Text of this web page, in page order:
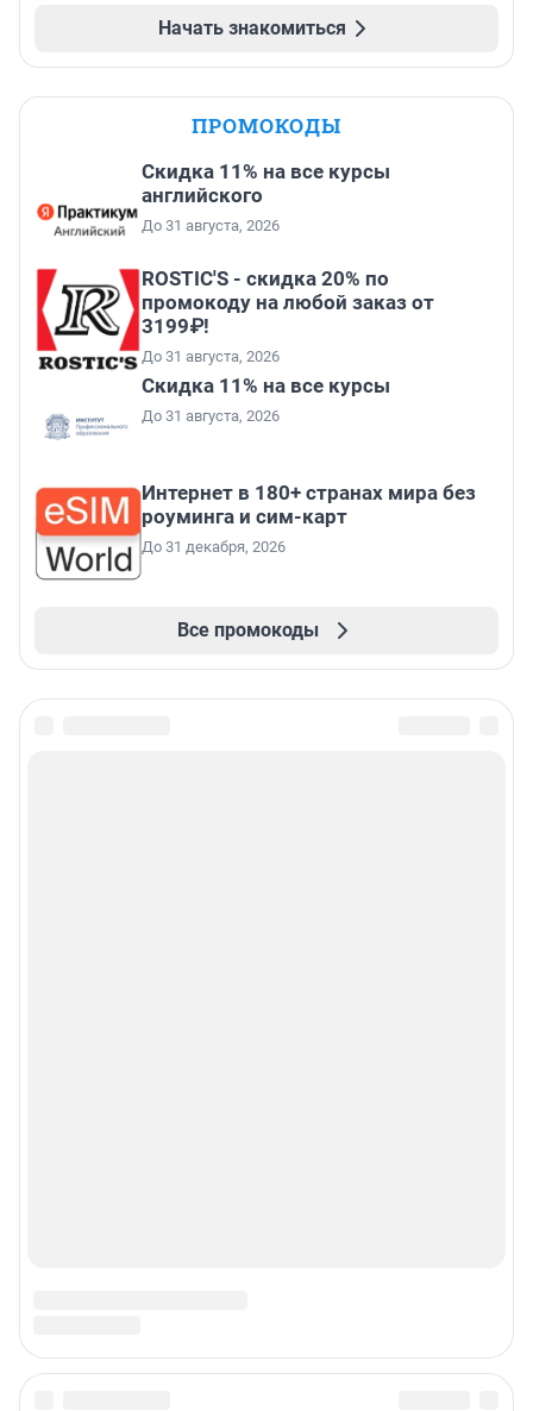
Начать знакомиться
ПРОМОКОДЫ
Скидка 11% на все курсы
английского
До 31 августа, 2026
ROSTIC'S - скидка 20% по
промокоду на любой заказ от
3199₽!
До 31 августа, 2026
Скидка 11% на все курсы
До 31 августа, 2026
Интернет в 180+ странах мира без
роуминга и сим-карт
До 31 декабря, 2026
Все промокоды